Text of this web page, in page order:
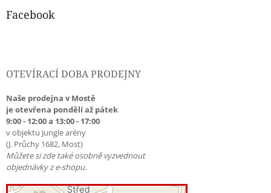
Facebook
OTEVÍRACÍ DOBA PRODEJNY
Naše prodejna v Mostě
je otevřena pondělí až pátek
9:00 - 12:00 a 13:00 - 17:00
v objektu Jungle arény
(J. Průchy 1682, Most)
Můžete si zde také osobně vyzvednout
objednávky z e-shopu.